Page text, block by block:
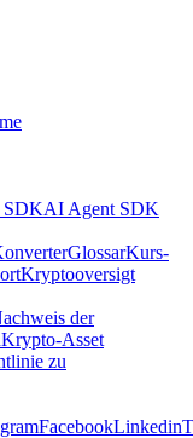
SDKAI Agent SDK
GlossarKurs-
Kryptooversigt
der
Krypto-Asset
zu
FacebookLinkedin